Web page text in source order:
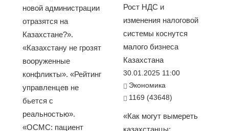
новой администрации
отразятся на
Казахстане?».
«Казахстану не грозят
вооруженные
конфликты». «Рейтинг
управленцев не
бьется с
реальностью».
«ОСМС: пациент
Рост НДС и
изменения налоговой
системы коснутся
малого бизнеса
Казахстана
30.01.2025 11:00
Экономика
1169 (43648)
«Как могут вымереть